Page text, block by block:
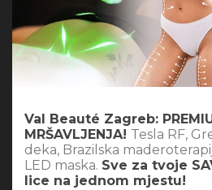
Val Beauté Zagreb:
MRŠAVLJENJA! Tesla RF,
deka, Brazilska
LED maska. Sve za tvoje
lice na jednom mjestu!